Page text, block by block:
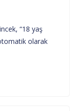
“18 yaş
olarak